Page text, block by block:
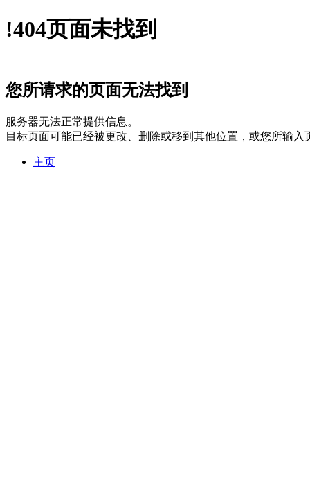
!404页面未找到
您所请求的页面无法找到
服务器无法正常提供信息。
目标页面可能已经被更改、删除或移到其他位置，或您所输入
主页